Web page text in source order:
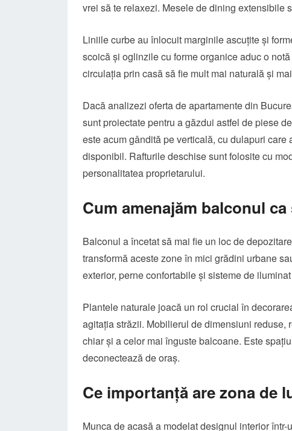
vrei să te relaxezi. Mesele de dining extensibile
Liniile curbe au înlocuit marginile ascuțite și
scoică și oglinzile cu forme organice aduc o
circulația prin casă să fie mult mai naturală și
Dacă analizezi oferta deapartamente din
sunt proiectate pentru a găzdui astfel de piese
este acum gândită pe verticală, cu dulapuri
disponibil. Rafturile deschise sunt folosite cu
personalitatea proprietarului.
Cum amenajăm balconul
Balconul a încetat să mai fie un loc de
transformă aceste zone în mici grădini urbane
exterior, perne confortabile și sisteme de
Plantele naturale joacă un rol crucial în
agitația străzii. Mobilierul de dimensiuni
chiar și a celor mai înguste balcoane. Este
deconectează de oraș.
Ce importanță are zona de
Munca de acasă a modelat designul interior